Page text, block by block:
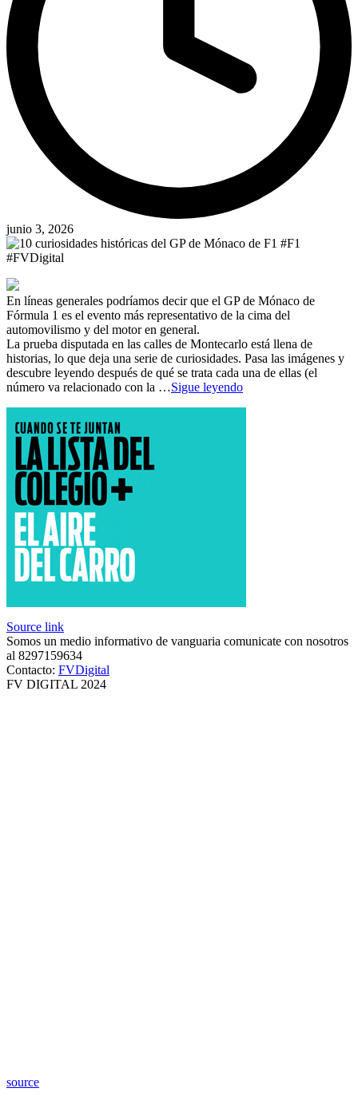
junio 3, 2026
En líneas generales podríamos decir que el GP de Mónaco de
Fórmula 1 es el evento más representativo de la cima del
automovilismo y del motor en general.
La prueba disputada en las calles de Montecarlo está llena de
historias, lo que deja una serie de curiosidades. Pasa las imágenes y
descubre leyendo después de qué se trata cada una de ellas (el
número va relacionado con la …Sigue leyendo
Source link
Somos un medio informativo de vanguaria comunicate con nosotros
al 8297159634
Contacto: FVDigital
FV DIGITAL 2024
source